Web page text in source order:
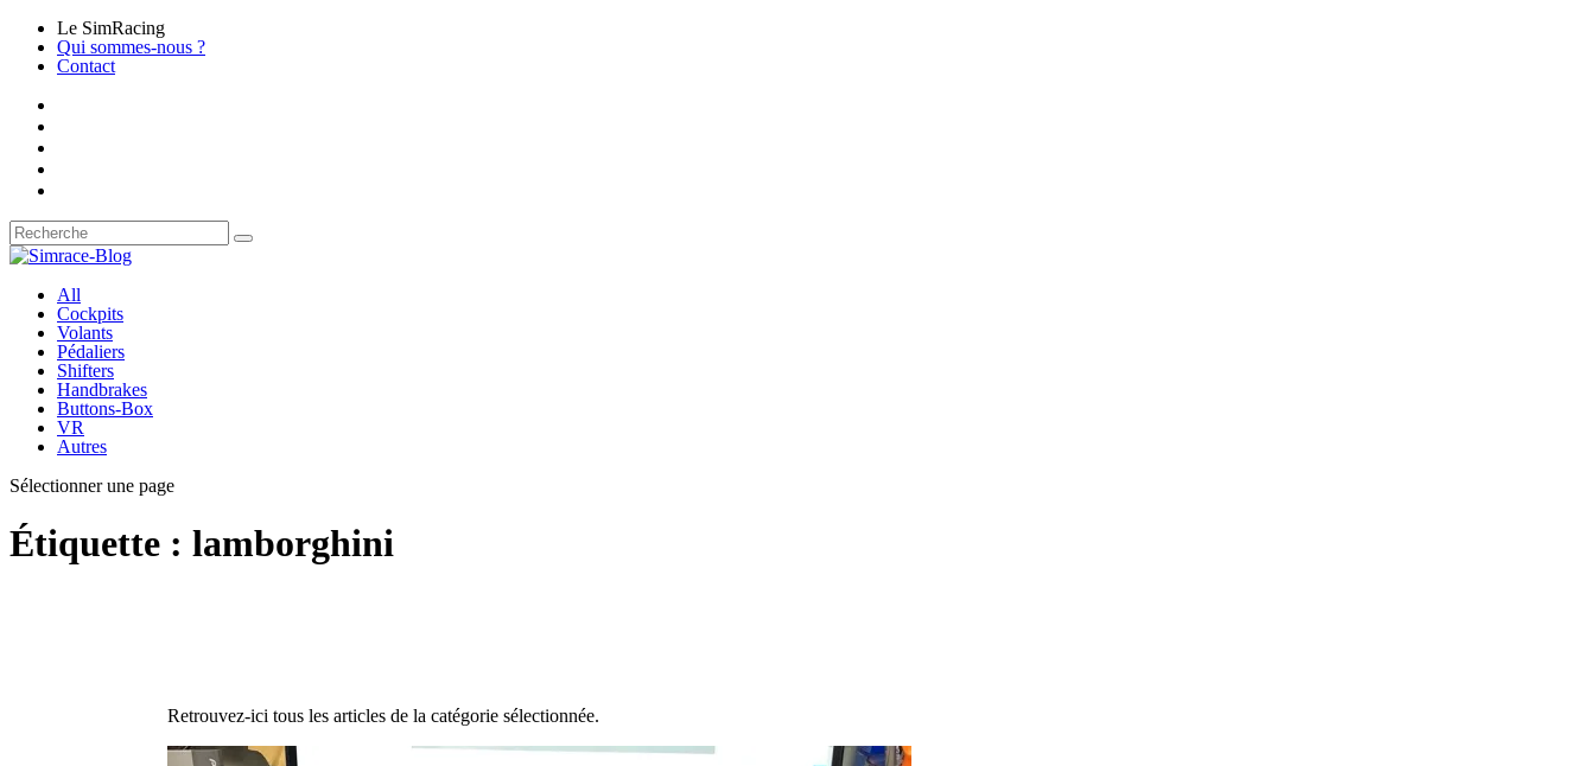
Le SimRacing
Qui sommes-nous ?
Contact
All
Cockpits
Volants
Pédaliers
Shifters
Handbrakes
Buttons-Box
VR
Autres
Sélectionner une page
Étiquette : lamborghini
Retrouvez-ici tous les articles de la catégorie sélectionnée.